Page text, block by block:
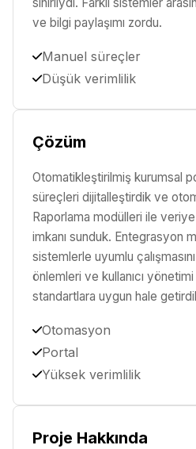
ve bilgi paylaşımı zordu.
Manuel süreçler
Düşük verimlilik
Çözüm
Otomatikleştirilmiş kurumsal
süreçleri dijitalleştirdik ve
Raporlama modülleri ile
imkanı sunduk. Entegrasyon
sistemlerle uyumlu
önlemleri ve kullanıcı
standartlara uygun hale
Otomasyon
Portal
Yüksek verimlilik
Proje Hakkında